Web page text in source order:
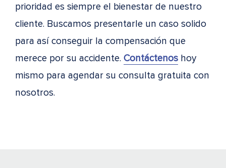
prioridad es siempre el bienestar de nuestro
cliente. Buscamos presentarle un caso solido
para así conseguir la compensación que
merece por su accidente. Contáctenos hoy
mismo para agendar su consulta gratuita con
nosotros.